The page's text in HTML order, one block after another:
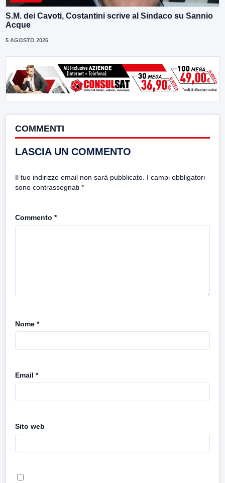
S.M. dei Cavoti, Costantini scrive al Sindaco su Sannio
Acque
5 AGOSTO 2026
COMMENTI
LASCIA UN COMMENTO
Il tuo indirizzo email non sarà pubblicato. I campi obbligatori
sono contrassegnati *
Commento *
Nome *
Email *
Sito web